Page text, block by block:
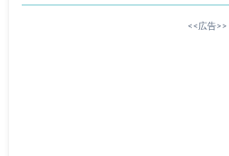
<<広告>>